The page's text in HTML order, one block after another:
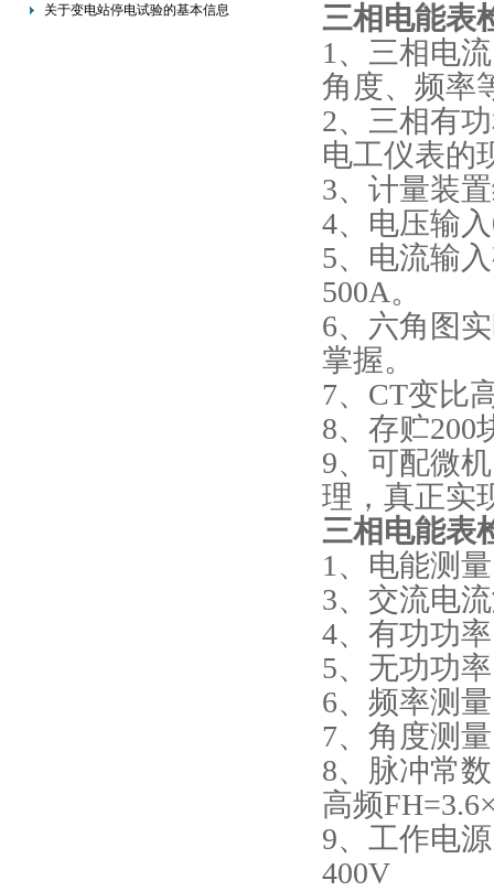
关于变电站停电试验的基本信息
三相电能表
1、三相电
角度、频率
2、三相有
电工仪表的
3、计量装
4、电压输
5、电流输
500A。
6、六角图
掌握。
7、CT变比
8、存贮200
9、可配微
理，真正实
三相电能表
1、电能测
3、交流电
4、有功功
5、无功功
6、频率测
7、角度测量
8、脉冲常数
高频
9、工作电
400V